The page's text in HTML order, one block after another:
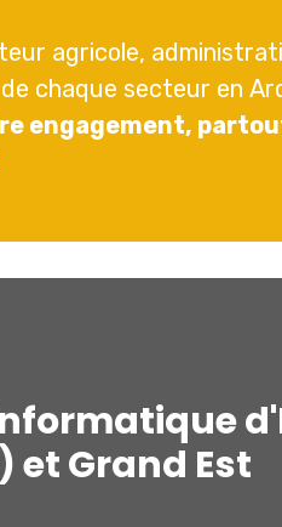
agricole,
chaque secteur en
engagement,
Grand Est